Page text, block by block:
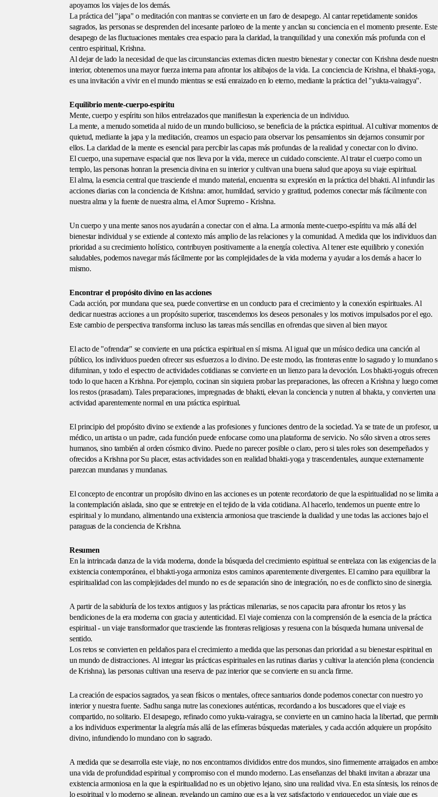
apoyamos los viajes de los demás.
La práctica del "japa" o meditación con mantras se convierte en un faro de desapego. Al cantar repetidamente sonidos
sagrados, las personas se desprenden del incesante parloteo de la mente y anclan su conciencia en el momento presente. Este
desapego de las fluctuaciones mentales crea espacio para la claridad, la tranquilidad y una conexión más profunda con el
centro espiritual, Krishna.
Al dejar de lado la necesidad de que las circunstancias externas dicten nuestro bienestar y conectar con Krishna desde
interior, obtenemos una mayor fuerza interna para afrontar los altibajos de la vida. La conciencia de Krishna, el bhakti-yoga,
es una invitación a vivir en el mundo mientras se está enraizado en lo eterno, mediante la práctica del "yukta-vairagya".
Equilibrio mente-cuerpo-espíritu
Mente, cuerpo y espíritu son hilos entrelazados que manifiestan la experiencia de un individuo.
La mente, a menudo sometida al ruido de un mundo bullicioso, se beneficia de la práctica espiritual. Al cultivar momentos
quietud, mediante la japa y la meditación, creamos un espacio para observar los pensamientos sin dejarnos consumir por
ellos. La claridad de la mente es esencial para percibir las capas más profundas de la realidad y conectar con lo divino.
El cuerpo, una supernave espacial que nos lleva por la vida, merece un cuidado consciente. Al tratar el cuerpo como un
templo, las personas honran la presencia divina en su interior y cultivan una buena salud que apoya su viaje espiritual.
El alma, la esencia central que trasciende el mundo material, encuentra su expresión en la práctica del bhakti. Al infundir las
acciones diarias con la conciencia de Krishna: amor, humildad, servicio y gratitud, podemos conectar más fácilmente con
nuestra alma y la fuente de nuestra alma, el Amor Supremo - Krishna.
Un cuerpo y una mente sanos nos ayudarán a conectar con el alma. La armonía mente-cuerpo-espíritu va más allá del
bienestar individual y se extiende al contexto más amplio de las relaciones y la comunidad. A medida que los individuos dan
prioridad a su crecimiento holístico, contribuyen positivamente a la energía colectiva. Al tener este equilibrio y conexión
saludables, podemos navegar más fácilmente por las complejidades de la vida moderna y ayudar a los demás a hacer lo
mismo.
Encontrar el propósito divino en las acciones
Cada acción, por mundana que sea, puede convertirse en un conducto para el crecimiento y la conexión espirituales. Al
dedicar nuestras acciones a un propósito superior, trascendemos los deseos personales y los motivos impulsados por el ego.
Este cambio de perspectiva transforma incluso las tareas más sencillas en ofrendas que sirven al bien mayor.
El acto de "ofrendar" se convierte en una práctica espiritual en sí misma. Al igual que un músico dedica una canción al
público, los individuos pueden ofrecer sus esfuerzos a lo divino. De este modo, las fronteras entre lo sagrado y lo mundano
difuminan, y todo el espectro de actividades cotidianas se convierte en un lienzo para la devoción. Los bhakti-yoguis ofrecen
todo lo que hacen a Krishna. Por ejemplo, cocinan sin siquiera probar las preparaciones, las ofrecen a Krishna y luego
los restos (prasadam). Tales preparaciones, impregnadas de bhakti, elevan la conciencia y nutren al bhakta, y convierten una
actividad aparentemente normal en una práctica espiritual.
El principio del propósito divino se extiende a las profesiones y funciones dentro de la sociedad. Ya se trate de un profesor,
médico, un artista o un padre, cada función puede enfocarse como una plataforma de servicio. No sólo sirven a otros seres
humanos, sino también al orden cósmico divino. Puede no parecer posible o claro, pero si tales roles son desempeñados y
ofrecidos a Krishna por Su placer, estas actividades son en realidad bhakti-yoga y trascendentales, aunque externamente
parezcan mundanas y mundanas.
El concepto de encontrar un propósito divino en las acciones es un potente recordatorio de que la espiritualidad no se limita a
la contemplación aislada, sino que se entreteje en el tejido de la vida cotidiana. Al hacerlo, tendemos un puente entre lo
espiritual y lo mundano, alimentando una existencia armoniosa que trasciende la dualidad y une todas las acciones bajo el
paraguas de la conciencia de Krishna.
Resumen
En la intrincada danza de la vida moderna, donde la búsqueda del crecimiento espiritual se entrelaza con las exigencias de la
existencia contemporánea, el bhakti-yoga armoniza estos caminos aparentemente divergentes. El camino para equilibrar la
espiritualidad con las complejidades del mundo no es de separación sino de integración, no es de conflicto sino de sinergia.
A partir de la sabiduría de los textos antiguos y las prácticas milenarias, se nos capacita para afrontar los retos y las
bendiciones de la era moderna con gracia y autenticidad. El viaje comienza con la comprensión de la esencia de la práctica
espiritual - un viaje transformador que trasciende las fronteras religiosas y resuena con la búsqueda humana universal de
sentido.
Los retos se convierten en peldaños para el crecimiento a medida que las personas dan prioridad a su bienestar espiritual en
un mundo de distracciones. Al integrar las prácticas espirituales en las rutinas diarias y cultivar la atención plena (conciencia
de Krishna), las personas cultivan una reserva de paz interior que se convierte en su ancla firme.
La creación de espacios sagrados, ya sean físicos o mentales, ofrece santuarios donde podemos conectar con nuestro yo
interior y nuestra fuente. Sadhu sanga nutre las conexiones auténticas, recordando a los buscadores que el viaje es
compartido, no solitario. El desapego, refinado como yukta-vairagya, se convierte en un camino hacia la libertad, que
a los individuos experimentar la alegría más allá de las efímeras búsquedas materiales, y cada acción adquiere un propósito
divino, infundiendo lo mundano con lo sagrado.
A medida que se desarrolla este viaje, no nos encontramos divididos entre dos mundos, sino firmemente arraigados en
una vida de profundidad espiritual y compromiso con el mundo moderno. Las enseñanzas del bhakti invitan a abrazar una
existencia armoniosa en la que la espiritualidad no es un objetivo lejano, sino una realidad viva. En esta síntesis, los reinos de
lo espiritual y lo moderno se alinean, revelando un camino que es a la vez satisfactorio y enriquecedor, un viaje que es